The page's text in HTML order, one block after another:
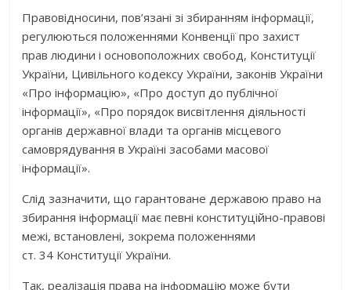
Правовідносини, пов’язані зі збиранням інформації,
регулюються положеннями Конвенції про захист
прав людини і основоположних свобод, Конституції
України, Цивільного кодексу України, законів України
«Про інформацію», «Про доступ до публічної
інформації», «Про порядок висвітлення діяльності
органів державної влади та органів місцевого
самоврядування в Україні засобами масової
інформації».
Слід зазначити, що гарантоване державою право на
збирання інформації має певні конституційно-правові
межі, встановлені, зокрема положеннями
ст. 34 Конституції України.
Так, реалізація права на інформацію може бути